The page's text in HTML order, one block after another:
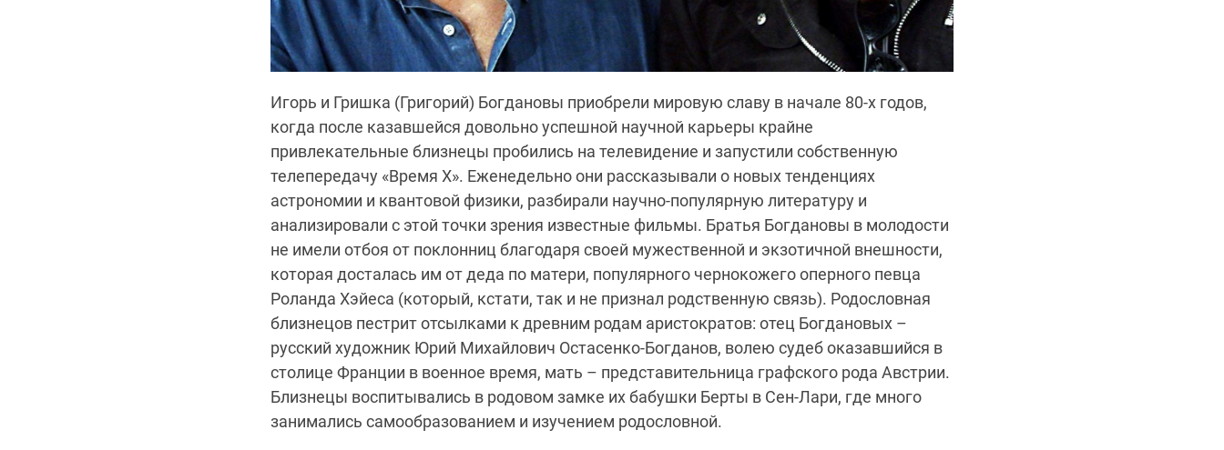
Игорь и Гришка (Григорий) Богдановы приобрели мировую славу в начале 80-х годов,
когда после казавшейся довольно успешной научной карьеры крайне
привлекательные близнецы пробились на телевидение и запустили собственную
телепередачу «Время X». Еженедельно они рассказывали о новых тенденциях
астрономии и квантовой физики, разбирали научно-популярную литературу и
анализировали с этой точки зрения известные фильмы. Братья Богдановы в молодости
не имели отбоя от поклонниц благодаря своей мужественной и экзотичной внешности,
которая досталась им от деда по матери, популярного чернокожего оперного певца
Роланда Хэйеса (который, кстати, так и не признал родственную связь). Родословная
близнецов пестрит отсылками к древним родам аристократов: отец Богдановых –
русский художник Юрий Михайлович Остасенко-Богданов, волею судеб оказавшийся в
столице Франции в военное время, мать – представительница графского рода Австрии.
Близнецы воспитывались в родовом замке их бабушки Берты в Сен-Лари, где много
занимались самообразованием и изучением родословной.